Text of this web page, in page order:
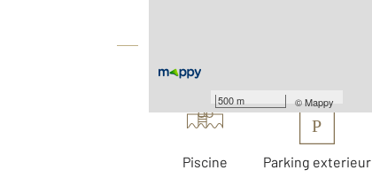
500 m ©Mappy
Piscine
P
Parking exterieur